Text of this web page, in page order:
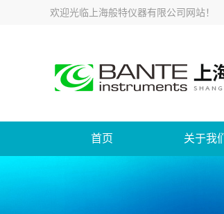
欢迎光临 上海般特仪器有限公司网站！
首页 关于我们